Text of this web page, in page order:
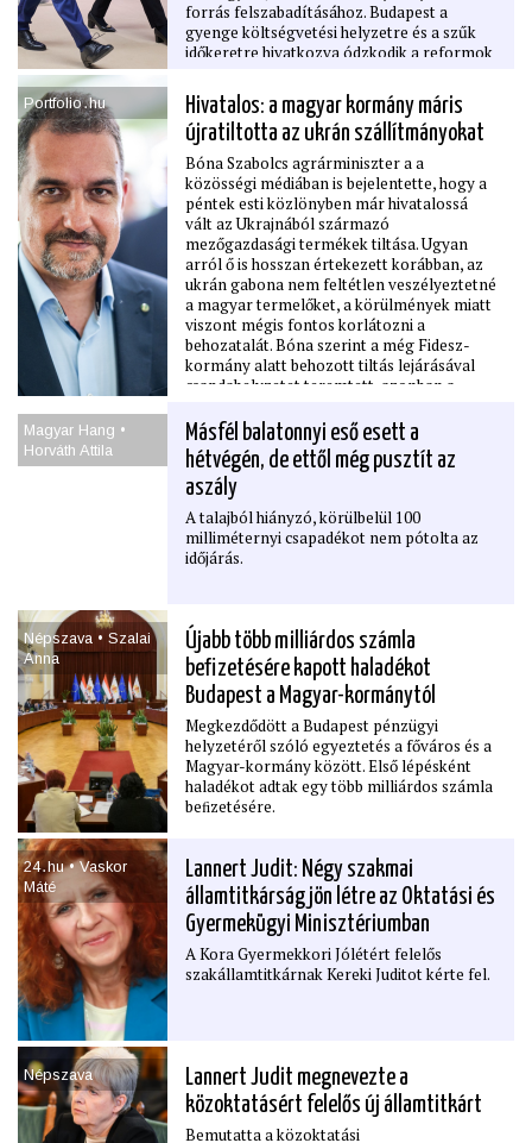
forrás felszabadításához. Budapest a
gyenge költségvetési helyzetre és a szűk
időkeretre hivatkozva ódzkodik a reformok
augusztus 31-i határidő közeledtével egyre
kevesebb a mozgástér. A héten több mint
húsz bizottsági szakértő érkezett
Budapestre a helyzet felmérésére, Magyar
Péter pedig a jövő héten Brüsszelben írhat
alá politikai megállapodást Ursula von der
Leyennel az uniós források
felszabadításának menetrendjéről. A
tárgyalási csomag azonban jóval túlmutat a
pénzügyi kérdéseken: a jogállamisági
feltételek, az Erasmus+ kizárás rendezése,
az Európai Ügyészséghez való csatlakozás
és a napi egymillió eurós menekültügyi
bírság ügye egyaránt a megbeszélések
tárgyát képezi.
Portfolio․hu
Hivatalos: a magyar kormány máris
újratiltotta az ukrán szállítmányokat
Bóna Szabolcs agrárminiszter a a
közösségi médiában is bejelentette, hogy a
péntek esti közlönyben már hivatalossá
vált az Ukrajnából származó
mezőgazdasági termékek tiltása. Ugyan
arról ő is hosszan értekezett korábban, az
ukrán gabona nem feltétlen veszélyeztetné
a magyar termelőket, a körülmények miatt
viszont mégis fontos korlátozni a
behozatalát. Bóna szerint a még Fidesz-
kormány alatt behozott tiltás lejárásával
csapdahelyzetet teremtett, azonban a
visszaállították a tiltásokat
Magyar Hang •
Horváth Attila
Másfél balatonnyi eső esett a
hétvégén, de ettől még pusztít az
aszály
A talajból hiányzó, körülbelül 100
milliméternyi csapadékot nem pótolta az
időjárás.
Népszava • Szalai
Anna
Újabb több milliárdos számla
beﬁzetésére kapott haladékot
Budapest a Magyar-kormánytól
Megkezdődött a Budapest pénzügyi
helyzetéről szóló egyeztetés a főváros és a
Magyar-kormány között. Első lépésként
haladékot adtak egy több milliárdos számla
beﬁzetésére.
24․hu • Vaskor
Máté
Lannert Judit: Négy szakmai
államtitkárság jön létre az Oktatási és
Gyermekügyi Minisztériumban
A Kora Gyermekkori Jólétért felelős
szakállamtitkárnak Kereki Juditot kérte fel.
Népszava
Lannert Judit megnevezte a
közoktatásért felelős új államtitkárt
Bemutatta a közoktatási